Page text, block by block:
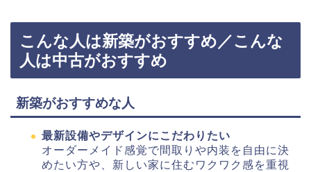
こんな人は新築がおすすめ／こんな
人は中古がおすすめ
新築がおすすめな人
最新設備やデザインにこだわりたい
オーダーメイド感覚で間取りや内装を自由に決
めたい方や、新しい家に住むワクワク感を重視